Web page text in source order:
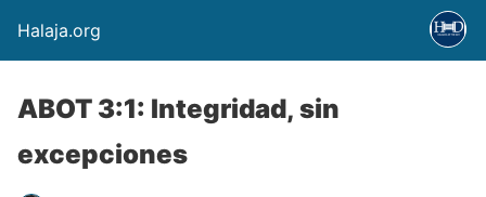
Halaja.org
ABOT 3:1: Integridad, sin
excepciones